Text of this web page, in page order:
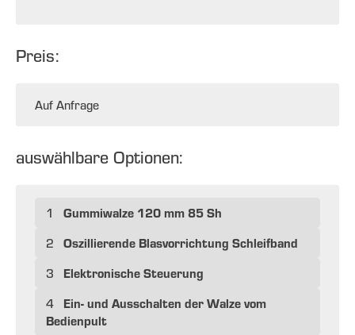
Preis:
Auf Anfrage
auswählbare Optionen:
1 Gummiwalze 120 mm 85 Sh
2 Oszillierende Blasvorrichtung Schleifband
3 Elektronische Steuerung
4
Ein- und Ausschalten der Walze vom
Bedienpult